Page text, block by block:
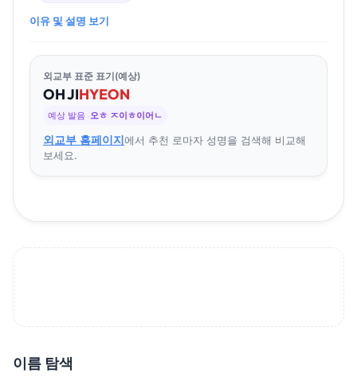
이유 및 설명 보기
외교부 표준 표기(예상)
OHJIHYEON
예상 발음 오ㅎ ㅈ이ㅎ이어ㄴ
외교부 홈페이지에서 추천 로마자 성명을 검색해 비교해
보세요.
이름 탐색